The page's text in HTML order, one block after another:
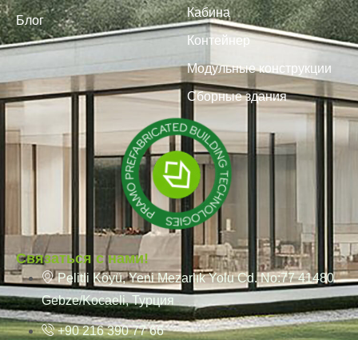
Блог
Кабина
Контейнер
Модульные конструкции
Сборные здания
Связаться с нами!
Pelitli Köyü, Yeni Mezarlık Yolu Cd. No:77 41480
Gebze/Kocaeli, Турция
+90 216 390 77 66